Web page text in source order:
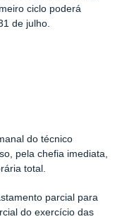
ciclo poderá
de julho.
do técnico
pela chefia imediata,
total.
parcial para
do exercício das